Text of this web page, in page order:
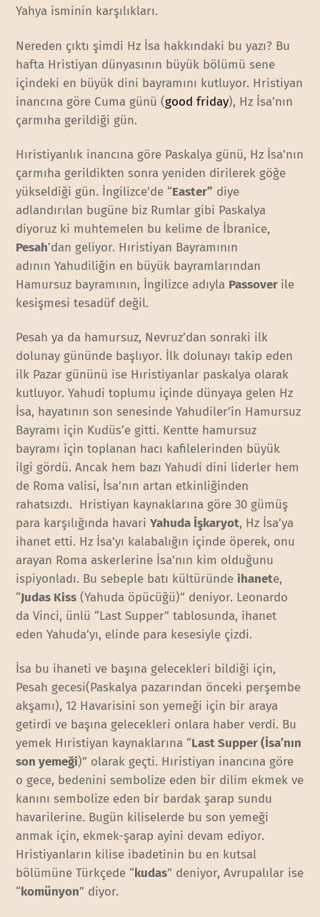
Yahya isminin karşılıkları.
Nereden çıktı şimdi Hz İsa hakkındaki bu yazı? Bu
hafta Hristiyan dünyasının büyük bölümü sene
içindeki en büyük dini bayramını kutluyor. Hristiyan
inancına göre Cuma günü (good friday), Hz İsa’nın
çarmıha gerildiği gün.
Hıristiyanlık inancına göre Paskalya günü, Hz İsa’nın
çarmıha gerildikten sonra yeniden dirilerek göğe
yükseldiği gün. İngilizce’de “Easter” diye
adlandırılan bugüne biz Rumlar gibi Paskalya
diyoruz ki muhtemelen bu kelime de İbranice,
Pesah’dan geliyor. Hıristiyan Bayramının
adının Yahudiliğin en büyük bayramlarından
Hamursuz bayramının, İngilizce adıyla Passover ile
kesişmesi tesadüf değil.
Pesah ya da hamursuz, Nevruz’dan sonraki ilk
dolunay gününde başlıyor. İlk dolunayı takip eden
ilk Pazar gününü ise Hıristiyanlar paskalya olarak
kutluyor. Yahudi toplumu içinde dünyaya gelen Hz
İsa, hayatının son senesinde Yahudiler’in Hamursuz
Bayramı için Kudüs’e gitti. Kentte hamursuz
bayramı için toplanan hacı kafilelerinden büyük
ilgi gördü. Ancak hem bazı Yahudi dini liderler hem
de Roma valisi, İsa’nın artan etkinliğinden
rahatsızdı. Hristiyan kaynaklarına göre 30 gümüş
para karşılığında havariYahuda İşkaryot, Hz İsa’ya
ihanet etti. Hz İsa’yı kalabalığın içinde öperek, onu
arayan Roma askerlerine İsa’nın kim olduğunu
ispiyonladı. Bu sebeple batı kültüründe ihanete,
“Judas Kiss (Yahuda öpücüğü)” deniyor. Leonardo
da Vinci, ünlü “Last Supper” tablosunda, ihanet
eden Yahuda’yı, elinde para kesesiyle çizdi.
İsa bu ihaneti ve başına gelecekleri bildiği için,
Pesah gecesi(Paskalya pazarından önceki perşembe
akşamı), 12 Havarisini son yemeği için bir araya
getirdi ve başına gelecekleri onlara haber verdi. Bu
yemek Hıristiyan kaynaklarına “Last Supper (İsa’nın
son yemeği)” olarak geçti. Hıristiyan inancına göre
o gece, bedenini sembolize eden bir dilim ekmek ve
kanını sembolize eden bir bardak şarap sundu
havarilerine. Bugün kiliselerde bu son yemeği
anmak için, ekmek-şarap ayini devam ediyor.
Hristiyanların kilise ibadetinin bu en kutsal
bölümüne Türkçede “kudas” deniyor, Avrupalılar ise
“komünyon” diyor.